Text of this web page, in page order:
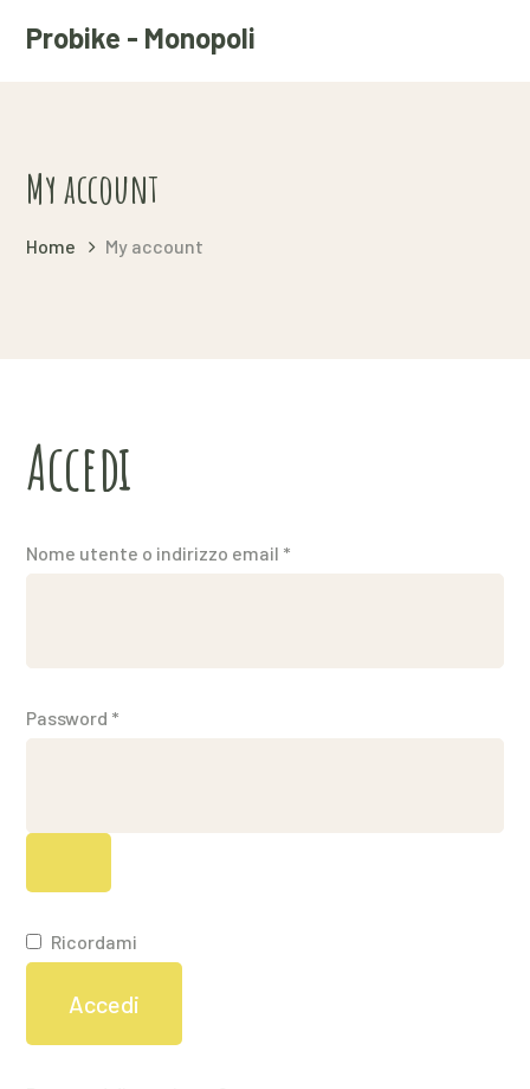
Probike - Monopoli
My account
Home My account
Accedi
Nome utente o indirizzo email *
Password *
Ricordami
Accedi